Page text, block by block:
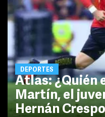
DEPORTES
Atlas: ¿Quién
Martín, el
Hernán